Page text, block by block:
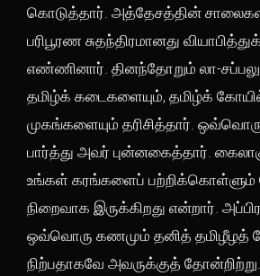
கொடுத்தார். அத்தேசத்தின்
பரிபூரண சுதந்திரமானது
எண்ணினார். தினந்தோறும் லா-
தமிழ்க் கடைகளையும், தமிழ்க்
முகங்களையும் தரிசித்தார்.
பார்த்து அவர் புன்னகைத்தார்.
உங்கள் கரங்களைப்
நிறைவாக இருக்கிறது என்றார்.
ஒவ்வொரு கணமும் தனித் தமிழீழத்
நிற்பதாகவே அவருக்குத் தோன்றிற்று.